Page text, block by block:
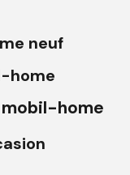
neuf
home
mobil-home